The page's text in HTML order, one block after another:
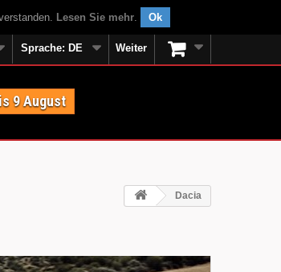
Lesen Sie mehr. Ok
Weiter
Sprache: DE
9 August
Dacia